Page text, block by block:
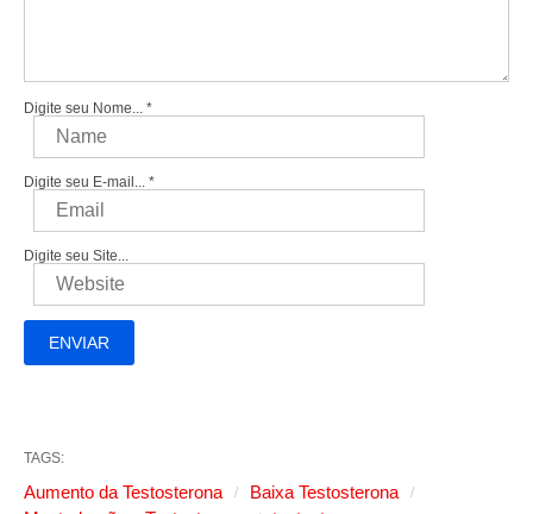
Digite seu Nome... *
Digite seu E-mail... *
Digite seu Site...
TAGS:
Aumento da Testosterona
Baixa Testosterona